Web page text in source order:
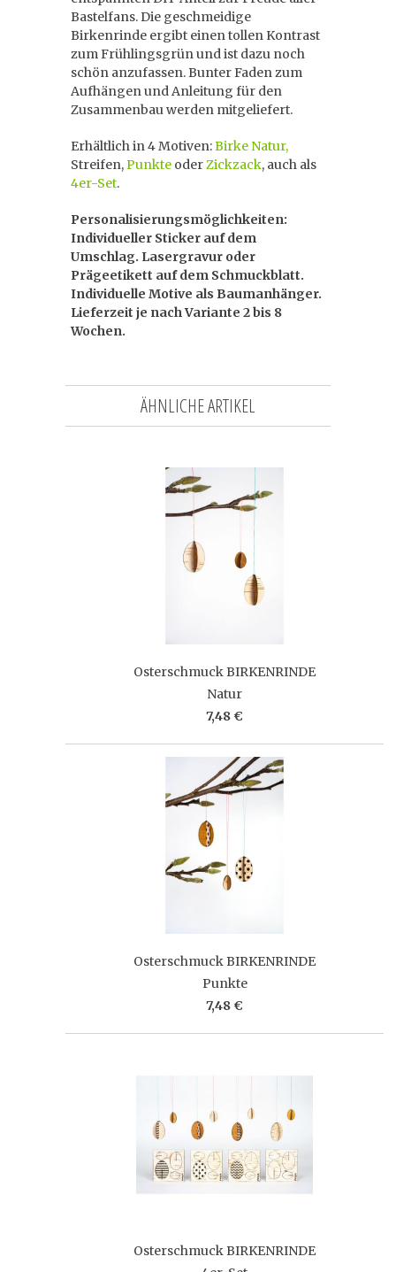
Bastelfans. Die geschmeidige
Birkenrinde ergibt einen tollen Kontrast
zum Frühlingsgrün und ist dazu noch
schön anzufassen. Bunter Faden zum
Aufhängen und Anleitung für den
Zusammenbau werden mitgeliefert.
Erhältlich in 4 Motiven:Birke Natur,
Streifen,Punkte oderZickzack, auch als
4er-Set.
Personalisierungsmöglichkeiten:
Individueller Sticker auf dem
Umschlag. Lasergravur oder
Prägeetikett auf dem Schmuckblatt.
Individuelle Motive als Baumanhänger.
Lieferzeit je nach Variante 2 bis 8
Wochen.
ÄHNLICHE ARTIKEL
Osterschmuck BIRKENRINDE
Natur
7,48 €
Osterschmuck BIRKENRINDE
Punkte
7,48 €
Osterschmuck BIRKENRINDE